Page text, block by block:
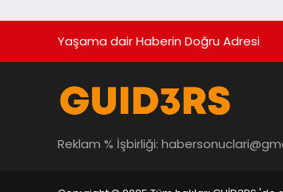
Yaşama dair Haberin Doğru Adresi
Reklam % İşbirliği: